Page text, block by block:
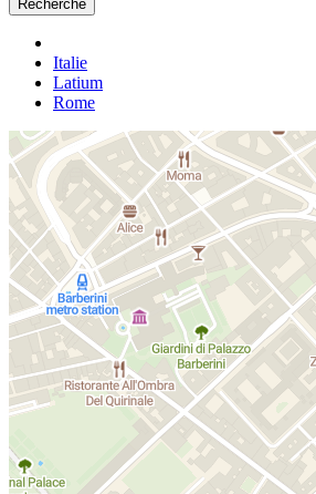
Recherche
Italie
Latium
Rome